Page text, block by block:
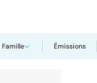
Famille Émissions